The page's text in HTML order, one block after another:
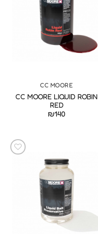
CC MOORE
CC MOORE LIQUID ROBIN
RED
₪140